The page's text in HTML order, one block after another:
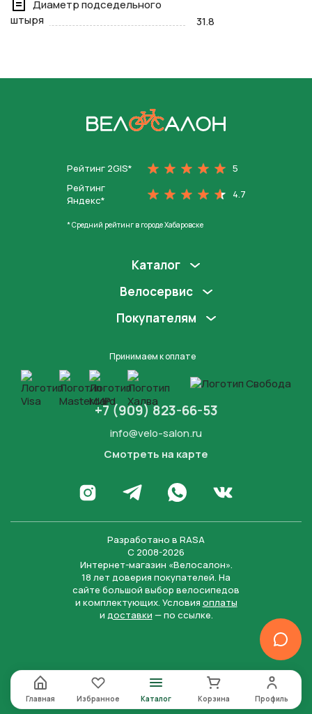
Диаметр подседельного
штыря
31.8
Рейтинг 2GIS*
5
Рейтинг
Яндекс*
4.7
* Средний рейтинг в городе Хабаровске
Каталог
Велосервис
Покупателям
Принимаем к оплате
+7 (909) 823-66-53
info@velo-salon.ru
Смотреть на карте
Перейти в Инстаграм
Написать в Телеграм
Написать в WhatsApp
Перейти во
Разработано в RASA
С 2008-2026
Интернет-магазин «Велосалон».
18 лет доверия покупателей. На
сайте большой выбор велосипедов
и комплектующих. Условия оплаты
и доставки — по ссылке.
Главная Избранное Каталог Корзина Профиль
Нажимая на кнопку “Отправить заявку”, вы даете
согласие на обработку персональных данных и
соглашаетесь с политикой конфиденциальности